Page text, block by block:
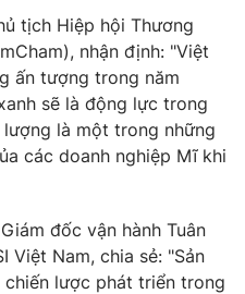
lòng Việt
mình bằng AI
tịch Hiệp hội Thương
nhận định: "Việt
ấn tượng trong năm
sẽ là động lực trong
là một trong những
các doanh nghiệp Mĩ khi
đốc vận hành Tuân
Việt Nam, chia sẻ: "Sản
lược phát triển trong